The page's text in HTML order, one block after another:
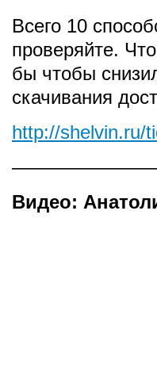
Всего 10
проверяйте.
бы чтобы
скачивания
http://shelvin.ru/
Видео: